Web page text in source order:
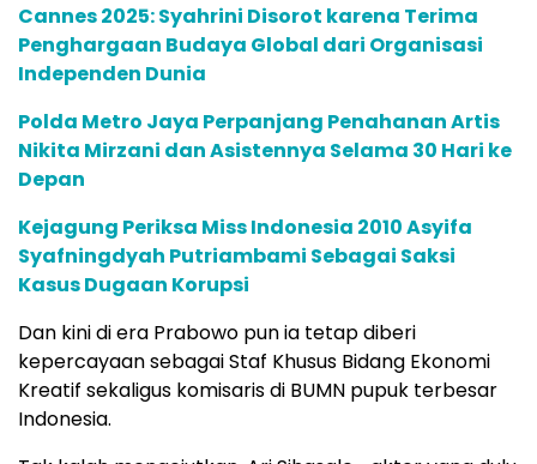
Cannes 2025: Syahrini Disorot karena Terima
Penghargaan Budaya Global dari Organisasi
Independen Dunia
Polda Metro Jaya Perpanjang Penahanan Artis
Nikita Mirzani dan Asistennya Selama 30 Hari ke
Depan
Kejagung Periksa Miss Indonesia 2010 Asyifa
Syafningdyah Putriambami Sebagai Saksi
Kasus Dugaan Korupsi
Dan kini di era Prabowo pun ia tetap diberi
kepercayaan sebagai Staf Khusus Bidang Ekonomi
Kreatif sekaligus komisaris di BUMN pupuk terbesar
Indonesia.